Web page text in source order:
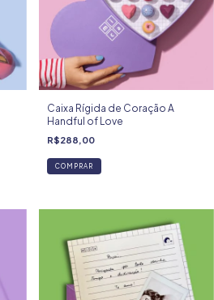
Caixa Rígida de Coração A
Handful of Love
R$288,00